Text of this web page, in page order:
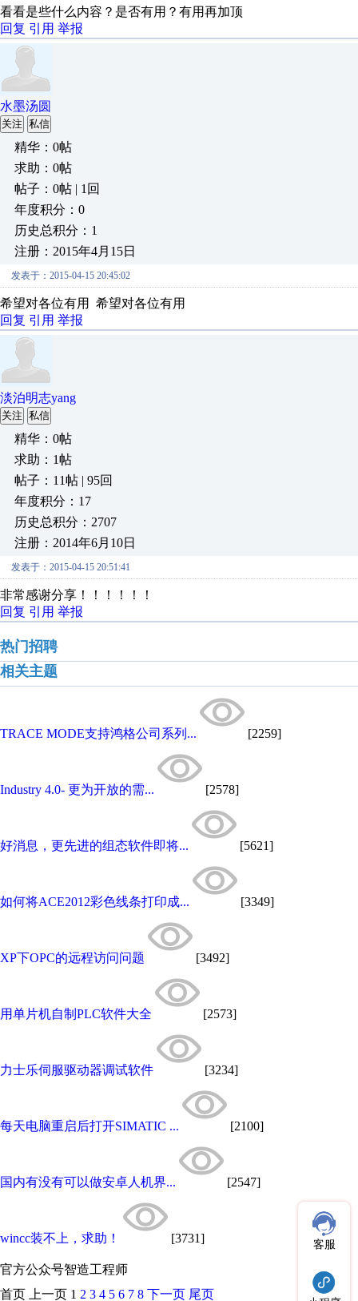
看看是些什么内容？是否有用？有用再加顶
回复 引用 举报
水墨汤圆
关注 私信
精华：0帖
求助：0帖
帖子：0帖 | 1回
年度积分：0
历史总积分：1
注册：2015年4月15日
发表于：2015-04-15 20:45:02
希望对各位有用 希望对各位有用
回复 引用 举报
淡泊明志yang
关注 私信
精华：0帖
求助：1帖
帖子：11帖 | 95回
年度积分：17
历史总积分：2707
注册：2014年6月10日
发表于：2015-04-15 20:51:41
非常感谢分享！！！！！！
回复 引用 举报
热门招聘
相关主题
TRACE MODE支持鸿格公司系列... [2259]
Industry 4.0- 更为开放的需... [2578]
好消息，更先进的组态软件即将... [5621]
如何将ACE2012彩色线条打印成... [3349]
XP下OPC的远程访问问题 [3492]
用单片机自制PLC软件大全 [2573]
力士乐伺服驱动器调试软件 [3234]
每天电脑重启后打开SIMATIC ... [2100]
国内有没有可以做安卓人机界... [2547]
wincc装不上，求助！ [3731]
官方公众号智造工程师
客服
首页 上一页 1 2 3 4 5 6 7 8 下一页 尾页